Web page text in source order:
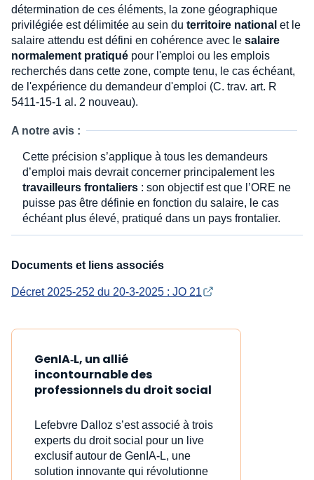
détermination de ces éléments, la zone géographique
privilégiée est délimitée au sein du territoire national et le
salaire attendu est défini en cohérence avec le salaire
normalement pratiqué pour l'emploi ou les emplois
recherchés dans cette zone, compte tenu, le cas échéant,
de l'expérience du demandeur d'emploi (C. trav. art. R
5411-15-1 al. 2 nouveau).
A notre avis :
Cette précision s’applique à tous les demandeurs
d’emploi mais devrait concerner principalement les
travailleurs frontaliers : son objectif est que l’ORE ne
puisse pas être définie en fonction du salaire, le cas
échéant plus élevé, pratiqué dans un pays frontalier.
Documents et liens associés
Décret 2025-252 du 20-3-2025 : JO 21
GenIA‑L, un allié
incontournable des
professionnels du droit social
Lefebvre Dalloz s’est associé à trois
experts du droit social pour un live
exclusif autour de GenIA‑L, une
solution innovante qui révolutionne